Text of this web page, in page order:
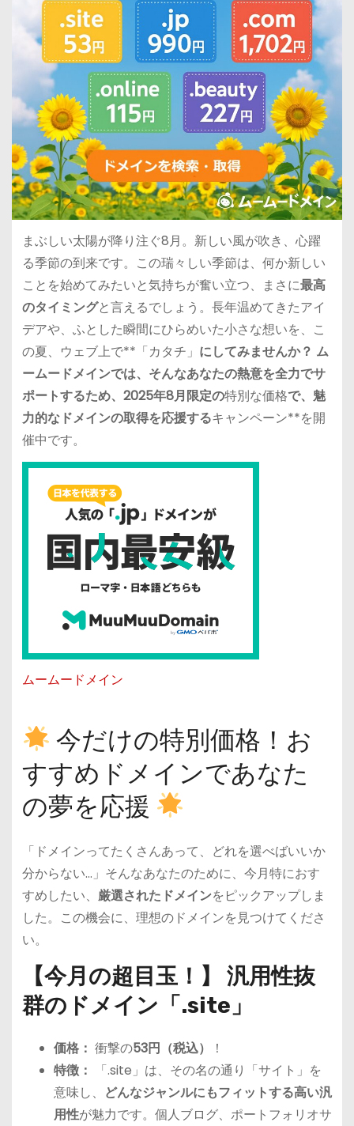
まぶしい太陽が降り注ぐ8月。新しい風が吹き、心躍
る季節の到来です。この瑞々しい季節は、何か新しい
ことを始めてみたいと気持ちが奮い立つ、まさに最高
のタイミングと言えるでしょう。長年温めてきたアイ
デアや、ふとした瞬間にひらめいた小さな想いを、こ
の夏、ウェブ上で**「カタチ」 にしてみませんか？ ム
ームードメインでは、そんなあなたの熱意を全力でサ
ポートするため、2025年8月限定の特別な価格で、魅
力的なドメインの取得を応援するキャンペーン**を開
催中です。
ムームードメイン
今だけの特別価格！お
すすめドメインであなた
の夢を応援
「ドメインってたくさんあって、どれを選べばいいか
分からない…」そんなあなたのために、今月特におす
すめしたい、 厳選されたドメインをピックアップしま
した。この機会に、理想のドメインを見つけてくださ
い。
【今月の超目玉！】 汎用性抜
群のドメイン「.site」
価格： 衝撃の53円（税込）
！
特徴：
「.site」は、その名の通り「サイト」を
意味し、 どんなジャンルにもフィットする高い汎
用性が魅力です。個人ブログ、ポートフォリオサ